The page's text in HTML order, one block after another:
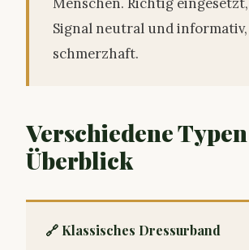
Signal neutral und
schmerzhaft.
Verschiedene
Überblick
🔗 Klassisches Dressurband